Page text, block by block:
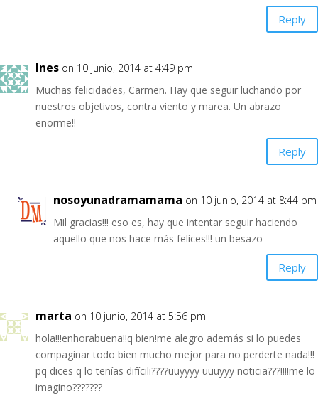
Reply
Ines on 10 junio, 2014 at 4:49 pm
Muchas felicidades, Carmen. Hay que seguir luchando por
nuestros objetivos, contra viento y marea. Un abrazo
enorme!!
Reply
nosoyunadramamama on 10 junio, 2014 at 8:44 pm
Mil gracias!!! eso es, hay que intentar seguir haciendo
aquello que nos hace más felices!!! un besazo
Reply
marta on 10 junio, 2014 at 5:56 pm
hola!!!enhorabuena!!q bien!me alegro además si lo puedes
compaginar todo bien mucho mejor para no perderte nada!!!
pq dices q lo tenías difícili????uuyyyy uuuyyy noticia???!!!!me lo
imagino???????